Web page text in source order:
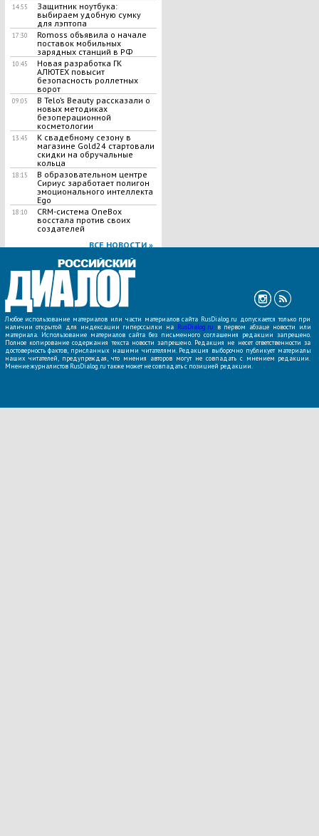
14:55
Защитник ноутбука:
выбираем удобную сумку
для лэптопа
17:30
Romoss объявила о начале
поставок мобильных
зарядных станций в РФ
10:45
Новая разработка ГК
АЛЮТЕХ повысит
безопасность роллетных
ворот
09:05
В Telo’s Beauty рассказали о
новых методиках
безоперационной
косметологии
13:45
К свадебному сезону в
магазине Gold24 стартовали
скидки на обручальные
кольца
18:15
В образовательном центре
Сириус заработает полигон
эмоционального интеллекта
Ego
18:10
CRM-система OneBox
восстала против своих
создателей
ВСЕ НОВОСТИ »
Любое использование материалов или части материалов сайта RusDialog.ru допускается только при
наличии открытой для индексации гиперссылки на RusDialog.ru в первом абзаце новости или
материала. Использование материалов сайта без письменного соглашения редакции запрещено.
Полное копирование содержания текста новости запрещено. Редакция не несет ответственности за
достоверность фактов, присланных нашими читателями. Редакция выборочно публикует материалы
наших читателей, предупреждая, что мнения авторов могут не совпадать с мнением редакции.
Мнение журналистов RusDialog.ru также может не совпадать с позицией редакции.